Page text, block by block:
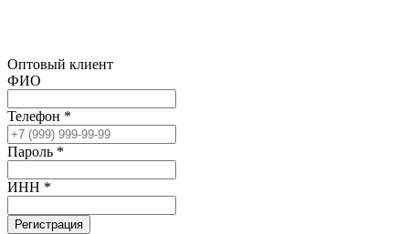
Оптовый клиент
ФИО
Телефон *
Пароль *
ИНН *
Регистрация